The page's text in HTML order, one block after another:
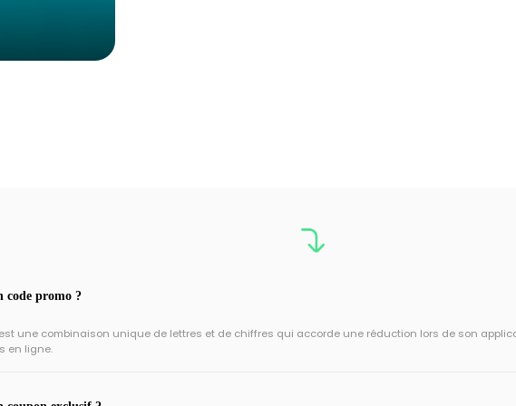
code promo ?
une combinaison unique de lettres et de chiffres qui accorde une réduction lors de son
en ligne.